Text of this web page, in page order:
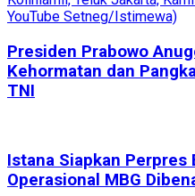
Presiden Prabowo
Kehormatan dan
TNI
Istana Siapkan Perpres
Operasional MBG